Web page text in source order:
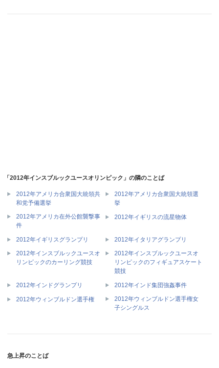
「2012年インスブルックユースオリンピック」の隣のことば
2012年アメリカ合衆国大統領共
和党予備選挙
2012年アメリカ合衆国大統領選
挙
2012年アメリカ在外公館襲撃事
件
2012年イギリスの流星物体
2012年イギリスグランプリ
2012年イタリアグランプリ
2012年インスブルックユースオ
リンピックのカーリング競技
2012年インスブルックユースオ
リンピックのフィギュアスケート
競技
2012年インドグランプリ 2012年インド集団強姦事件
2012年ウィンブルドン選手権
2012年ウィンブルドン選手権女
子シングルス
急上昇のことば